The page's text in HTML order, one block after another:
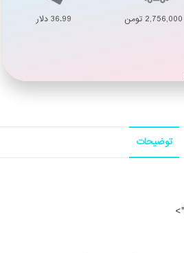
2,756,000 تومن 36.99 دلار
توضیحات